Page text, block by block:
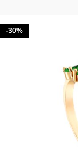
-30%